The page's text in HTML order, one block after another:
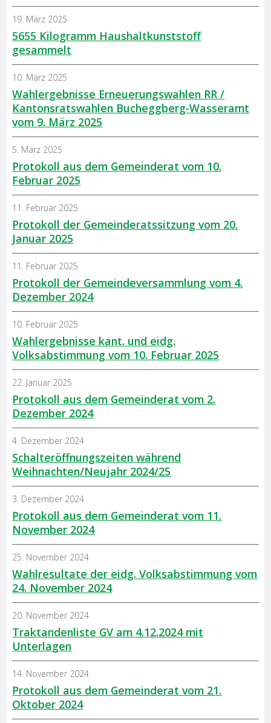
5655 Kilogramm Haushaltkunststoff
gesammelt
19. März 2025
Wahlergebnisse Erneuerungswahlen RR /
Kantonsratswahlen Bucheggberg-Wasseramt
vom 9. März 2025
10. März 2025
Protokoll aus dem Gemeinderat vom 10.
Februar 2025
5. März 2025
Protokoll der Gemeinderatssitzung vom 20.
Januar 2025
11. Februar 2025
Protokoll der Gemeindeversammlung vom 4.
Dezember 2024
11. Februar 2025
Wahlergebnisse kant. und eidg.
Volksabstimmung vom 10. Februar 2025
10. Februar 2025
Protokoll aus dem Gemeinderat vom 2.
Dezember 2024
22. Januar 2025
Schalteröffnungszeiten während
Weihnachten/Neujahr 2024/25
4. Dezember 2024
Protokoll aus dem Gemeinderat vom 11.
November 2024
3. Dezember 2024
Wahlresultate der eidg. Volksabstimmung vom
24. November 2024
25. November 2024
Traktandenliste GV am 4.12.2024 mit
Unterlagen
20. November 2024
Protokoll aus dem Gemeinderat vom 21.
Oktober 2024
14. November 2024